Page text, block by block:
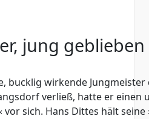
jung geblieben
bucklig wirkende
verließ, hatte er einen
sich. Hans Dittes hält seine